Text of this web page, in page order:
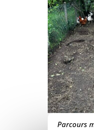
Parcours